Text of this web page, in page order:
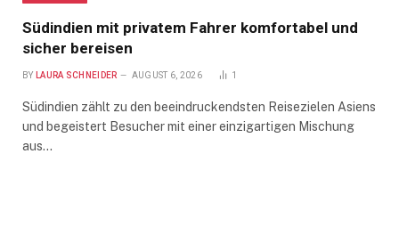
Südindien mit privatem Fahrer komfortabel und
sicher bereisen
BY LAURA SCHNEIDER AUGUST 6, 2026 1
Südindien zählt zu den beeindruckendsten Reisezielen Asiens
und begeistert Besucher mit einer einzigartigen Mischung
aus…